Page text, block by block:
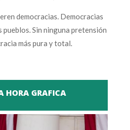
democracias. Democracias
pueblos. Sin ninguna pretensión
más pura y total.
HORA GRAFICA